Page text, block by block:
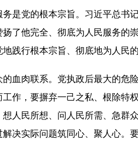
党的根本宗旨。习近平总书记
了他完全、彻底为人民服务的
践行根本宗旨、彻底地为人民的
肉联系。党执政后最大的危险
作，要摒弃一己之私、根除特
人民所想、问人民所需、急群
决实际问题筑同心、聚人心。